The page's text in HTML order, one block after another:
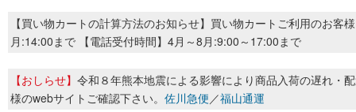
【買い物カートの計算方法のお知らせ】買い物カートご利用のお客
月:14:00まで 【電話受付時間】4月～8月:9:00～17:00まで
【おしらせ】 令和８年熊本地震による影響により商品入荷の遅れ・
様のwebサイトご確認下さい。 佐川急便／福山通運